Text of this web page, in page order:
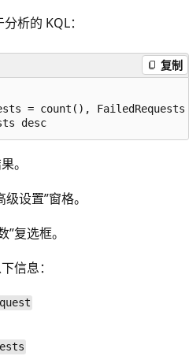
析的 KQL：
复制
= count(),
。
设置”窗格。
复选框。
信息：